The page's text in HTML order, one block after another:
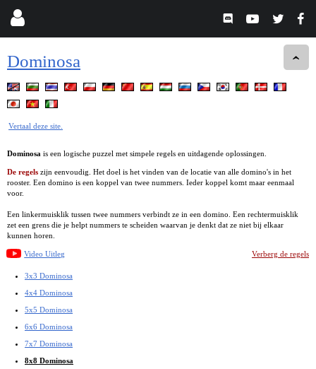
Dominosa
Vertaal deze site.
Dominosa is een logische puzzel met simpele regels en uitdagende oplossingen.
De regels zijn eenvoudig. Het doel is het vinden van de locatie van alle domino's in het
rooster. Een domino is een koppel van twee nummers. Ieder koppel komt maar eenmaal
voor.
Een linkermuisklik tussen twee nummers verbindt ze in een domino. Een rechtermuisklik
zet een grens die je helpt nummers te scheiden waarvan je denkt dat ze niet bij elkaar
kunnen horen.
Video Uitleg Verberg de regels
3x3 Dominosa
4x4 Dominosa
5x5 Dominosa
6x6 Dominosa
7x7 Dominosa
8x8 Dominosa